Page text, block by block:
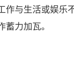
与生活或娱乐
力加瓦。